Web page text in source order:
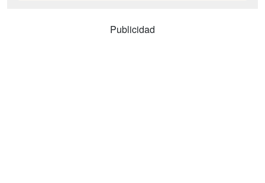
Publicidad